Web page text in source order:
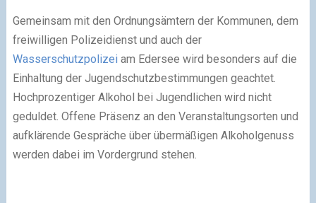
Gemeinsam mit den Ordnungsämtern der Kommunen, dem
freiwilligen Polizeidienst und auch der
Wasserschutzpolizeiam Edersee wird besonders auf die
Einhaltung der Jugendschutzbestimmungen geachtet.
Hochprozentiger Alkohol bei Jugendlichen wird nicht
geduldet. Offene Präsenz an den Veranstaltungsorten und
aufklärende Gespräche über übermäßigen Alkoholgenuss
werden dabei im Vordergrund stehen.